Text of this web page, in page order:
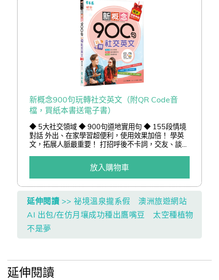
新概念900句玩轉社交英文（附QR Code音
檔，買紙本書送電子書）
◆ 5大社交領域 ◆ 900句道地實用句 ◆ 155段情境
對話 外出、在家學習超便利，使用效果加倍！ 學英
文，拓展人脈最重要！ 打招呼後不卡詞，交友、談心
買前提醒】書本內電子書序號兌換期限至2026年
底，購買後請盡快兌換。謝謝。
放入購物車
延伸閱讀 >> 祕境溫泉攏系假 澳洲旅遊網站
AI 出包/在仿月壤成功種出鷹嘴豆 太空種植物
不是夢
延伸閱讀